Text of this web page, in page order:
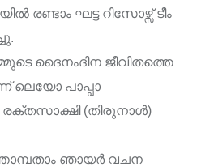
രണ്ടാം ഘട്ട റിസോഴ്സ് ടീം
ദൈനംദിന ജീവിതത്തെ
ലെയോ പാപ്പാ
(തിരുനാൾ)
ഞായർ വചന